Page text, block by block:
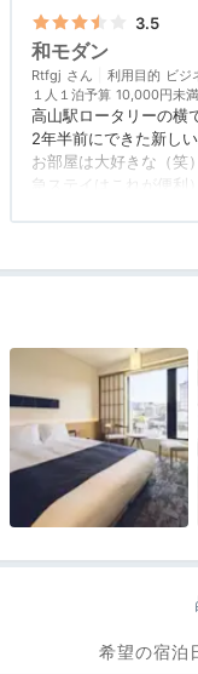
な立地
心身癒される♪
露天風呂
飛騨牛カレーや
ッフェ
3.5
和モダン
Rtfgj 利用目的 ビジ
１人１泊予算 10,000円未満
高山駅ロータリーの横
2年半前にできた新し
お部屋は大好きな（笑
急ステイはこれが便利）
ロビーやエレベーター
ょっと和モダンのよう
が障子だったり、外国
食事はとらなかったの
べるところがあまり
です。
アクセス 5.0 コスパ 4.0
希望の宿泊